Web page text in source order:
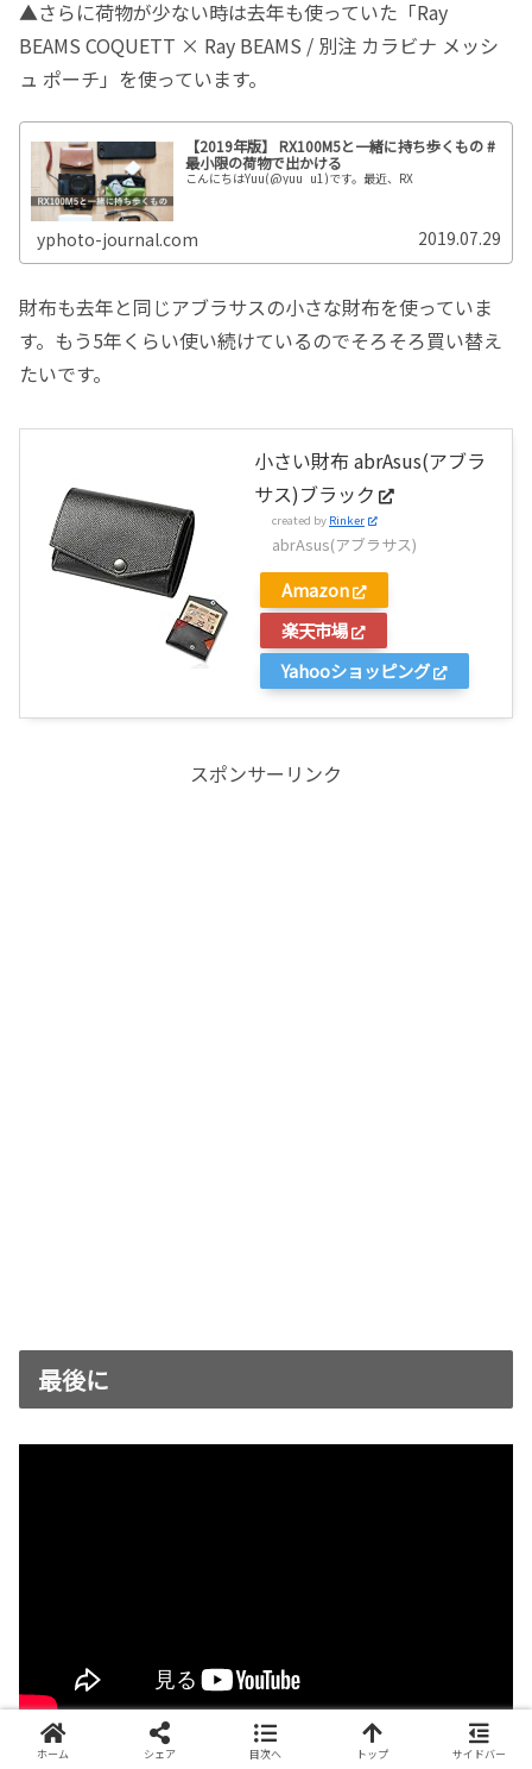
▲さらに荷物が少ない時は去年も使っていた「Ray
BEAMS COQUETT × Ray BEAMS / 別注 カラビナ メッシ
ュ ポーチ」を使っています。
【2019年版】 RX100M5と一緒に持ち歩くもの #
最小限の荷物で出かける
こんにちはYuu(@yuu_u1)です。最近、RX
yphoto-journal.com 2019.07.29
財布も去年と同じアブラサスの小さな財布を使っていま
す。もう5年くらい使い続けているのでそろそろ買い替え
たいです。
小さい財布 abrAsus(アブラ
サス)ブラック
created by Rinker
abrAsus(アブラサス)
Amazon
楽天市場
Yahooショッピング
スポンサーリンク
最後に
ホーム シェア 目次へ トップ サイドバー